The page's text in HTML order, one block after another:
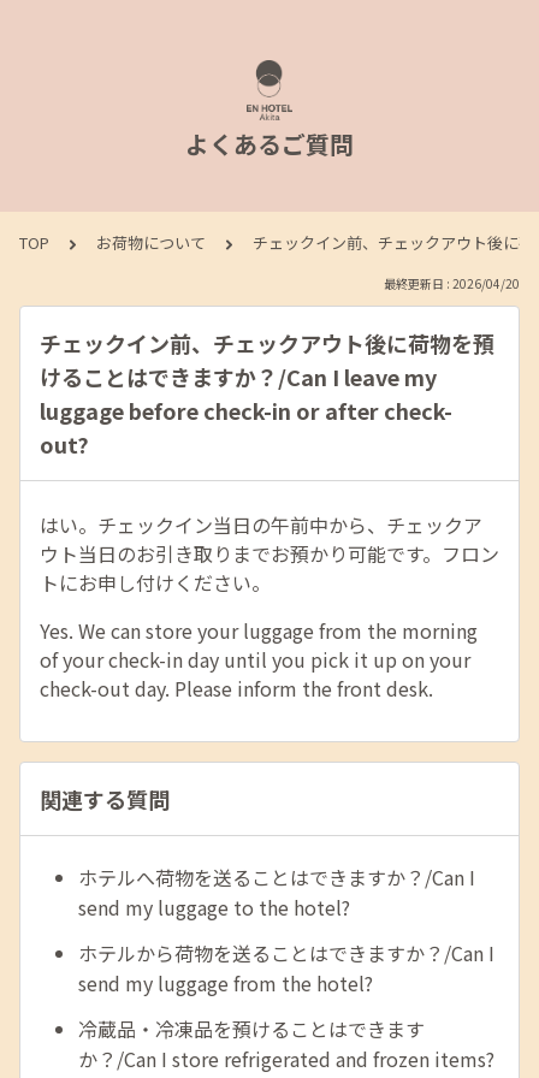
よくあるご質問
TOP お荷物について チェックイン前、チェックアウト後に
最終更新日 : 2026/04/20
チェックイン前、チェックアウト後に荷物を預
けることはできますか？/Can I leave my
luggage before check-in or after check-
out?
はい。チェックイン当日の午前中から、チェックア
ウト当日のお引き取りまでお預かり可能です。フロン
トにお申し付けください。
Yes. We can store your luggage from the morning
of your check-in day until you pick it up on your
check-out day. Please inform the front desk.
関連する質問
ホテルへ荷物を送ることはできますか？/Can I
send my luggage to the hotel?
ホテルから荷物を送ることはできますか？/Can I
send my luggage from the hotel?
冷蔵品・冷凍品を預けることはできます
か？/Can I store refrigerated and frozen items?